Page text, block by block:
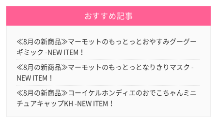
おすすめ記事
≪8月の新商品≫マーモットのもっとっとおやすみグーグー
ギミック -NEW ITEM！
≪8月の新商品≫マーモットのもっとっとなりきりマスク -
NEW ITEM！
≪8月の新商品≫コーイケルホンディエのおでこちゃんミニ
チュアキャップKH -NEW ITEM！